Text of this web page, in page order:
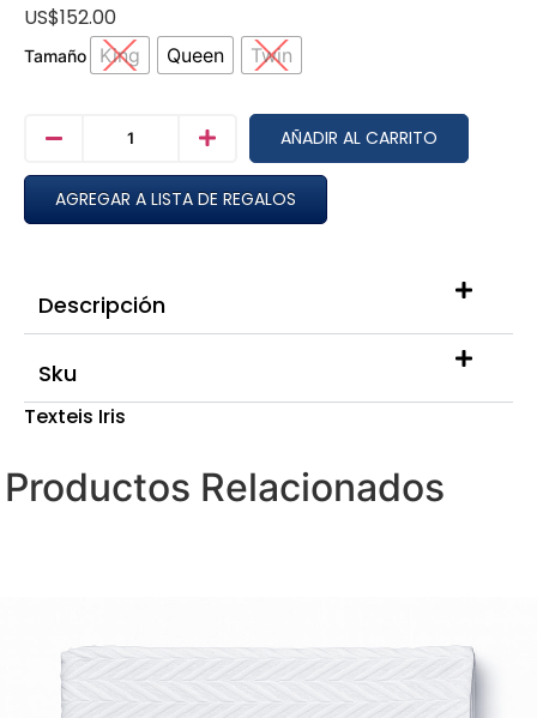
US$152.00
Tamaño King Queen Twin
AÑADIR AL CARRITO
AGREGAR A LISTA DE REGALOS
Descripción
Sku
Texteis Iris
Productos Relacionados